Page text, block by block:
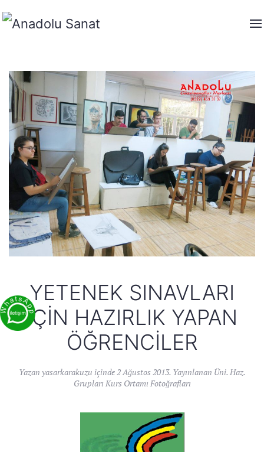
YETENEK SINAVLARI
İÇIN HAZIRLIK YAPAN
ÖĞRENCILER
Yazan yasarkarakuzu içinde 2 Ağustos 2013. Yayınlanan Üni. Haz.
Grupları Kurs Ortamı Fotoğrafları